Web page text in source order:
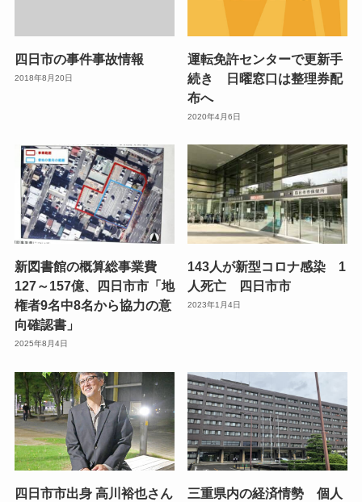
四日市の事件事故情報
2018年8月20日
運転免許センターで更新手
続き 日曜窓口は整理券配
布へ
2020年4月6日
新図書館の概算総事業費
127～157億、四日市市「地
権者9名中8名から協力の意
向確認書」
2025年8月4日
143人が新型コロナ感染 1
人死亡 四日市市
2023年1月4日
四日市市出身 高川裕也さん
三重県内の経済情勢 個人